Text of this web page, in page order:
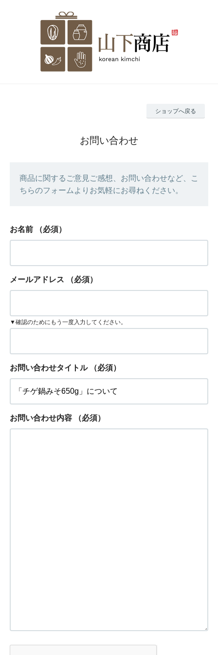
ショップへ戻る
お問い合わせ
商品に関するご意見ご感想、お問い合わせなど、こ
ちらのフォームよりお気軽にお尋ねください。
お名前 （必須）
メールアドレス （必須）
▼確認のためにもう一度入力してください。
お問い合わせタイトル （必須）
お問い合わせ内容 （必須）